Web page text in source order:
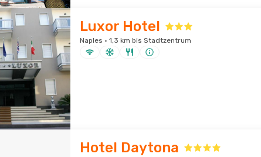
Luxor Hotel
Naples · 1,3 km bis Stadtzentrum
Hotel Daytona